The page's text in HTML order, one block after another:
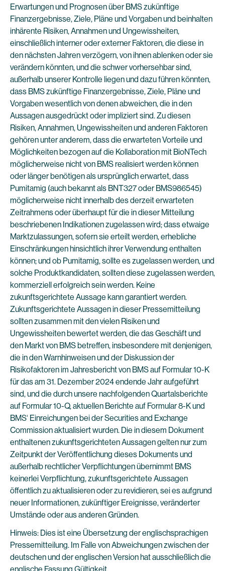
Erwartungen und Prognosen über BMS zukünftige
Finanzergebnisse, Ziele, Pläne und Vorgaben und beinhalten
inhärente Risiken, Annahmen und Ungewissheiten,
einschließlich interner oder externer Faktoren, die diese in
den nächsten Jahren verzögern, von ihnen ablenken oder sie
verändern könnten, und die schwer vorhersehbar sind,
außerhalb unserer Kontrolle liegen und dazu führen könnten,
dass BMS zukünftige Finanzergebnisse, Ziele, Pläne und
Vorgaben wesentlich von denen abweichen, die in den
Aussagen ausgedrückt oder impliziert sind. Zu diesen
Risiken, Annahmen, Ungewissheiten und anderen Faktoren
gehören unter anderem, dass die erwarteten Vorteile und
Möglichkeiten bezogen auf die Kollaboration mit BioNTech
möglicherweise nicht von BMS realisiert werden können
oder länger benötigen als ursprünglich erwartet, dass
Pumitamig (auch bekannt als BNT327 oder BMS986545)
möglicherweise nicht innerhalb des derzeit erwarteten
Zeitrahmens oder überhaupt für die in dieser Mitteilung
beschriebenen Indikationen zugelassen wird; dass etwaige
Marktzulassungen, sofern sie erteilt werden, erhebliche
Einschränkungen hinsichtlich ihrer Verwendung enthalten
können; und ob Pumitamig, sollte es zugelassen werden, und
solche Produktkandidaten, sollten diese zugelassen werden,
kommerziell erfolgreich sein werden. Keine
zukunftsgerichtete Aussage kann garantiert werden.
Zukunftsgerichtete Aussagen in dieser Pressemitteilung
sollten zusammen mit den vielen Risiken und
Ungewissheiten bewertet werden, die das Geschäft und
den Markt von BMS betreffen, insbesondere mit denjenigen,
die in den Warnhinweisen und der Diskussion der
Risikofaktoren im Jahresbericht von BMS auf Formular 10-K
für das am 31. Dezember 2024 endende Jahr aufgeführt
sind, und die durch unsere nachfolgenden Quartalsberichte
auf Formular 10-Q, aktuellen Berichte auf Formular 8-K und
BMS‘ Einreichungen bei der Securities and Exchange
Commission aktualisiert wurden. Die in diesem Dokument
enthaltenen zukunftsgerichteten Aussagen gelten nur zum
Zeitpunkt der Veröffentlichung dieses Dokuments und
außerhalb rechtlicher Verpflichtungen übernimmt BMS
keinerlei Verpflichtung, zukunftsgerichtete Aussagen
öffentlich zu aktualisieren oder zu revidieren, sei es aufgrund
neuer Informationen, zukünftiger Ereignisse, veränderter
Umstände oder aus anderen Gründen.
Hinweis: Dies ist eine Übersetzung der englischsprachigen
Pressemitteilung. Im Falle von Abweichungen zwischen der
deutschen und der englischen Version hat ausschließlich die